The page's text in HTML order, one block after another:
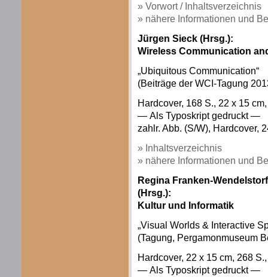
» Vorwort / Inhaltsverzeichnis
» nähere Informationen und
Jürgen Sieck (Hrsg.):
Wireless Communication
„Ubiquitous Communication“
(Beiträge der WCI-Tagung
Hardcover, 168 S., 22 x 15
— Als Typoskript gedruckt —
zahlr. Abb. (S/W), Hardcover,
» Inhaltsverzeichnis
» nähere Informationen und
Regina Franken-
(Hrsg.):
Kultur und Informatik
„Visual Worlds & Interactive
(Tagung, Pergamonmuseum
Hardcover, 22 x 15 cm, 268
— Als Typoskript gedruckt —